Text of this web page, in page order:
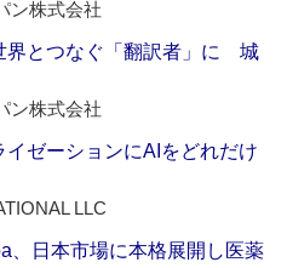
ン株式会社
界とつなぐ「翻訳者」に 城
ン株式会社
ゼーションにAIをどれだけ
LLC
、日本市場に本格展開し医薬